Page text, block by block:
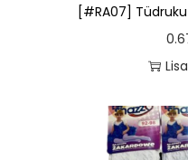
[#RA07]